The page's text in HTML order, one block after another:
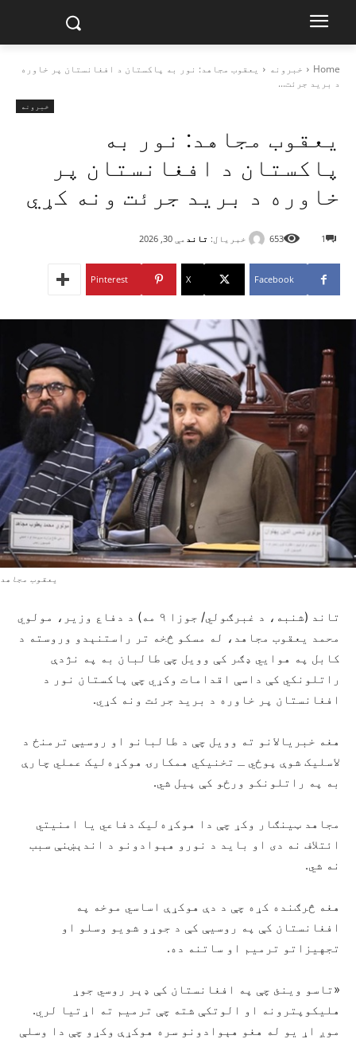
Home خبرونه
یعقوب مجاهد: نور به پاکستان د افغانستان پر خاوره
د برید جرئت...
خبرونه
یعقوب مجاهد: نور به
پاکستان د افغانستان پر
خاوره د برید جرئت ونه کړي
خبریال: تاند مې 30, 2026 1
653
Facebook
X
Pinterest
یعقوب مجاهد
تاند (شنبه، د غبرګولي/ جوزا ۹ مه) د دفاع وزیر، مولوي
محمد یعقوب مجاهد، له مسکو څخه تر راستنېدو وروسته د
کابل په هوايي ډګر کې وویل چې طالبان به په نژدې
راتلونکي کې داسې اقدامات وکړي چې پاکستان نور د
افغانستان پر خاوره د برید جرئت ونه کړي.
هغه خبریالانو ته وویل چې د طالبانو او روسیې ترمنځ د
لاسلیک شوې پوځي ـ تخنیکي همکارۍ هوکړه‌لیک عملي چارې
به په راتلونکو ورځو کې پیل شي.
مجاهد ټینګار وکړ چې دا هوکړه‌لیک دفاعي یا امنیتي
ائتلاف نه دی او باید د نورو هېوادونو د اندېښنې سبب
نه شي.
هغه څرګنده کړه چې د دې هوکړې اساسي موخه په
افغانستان کې په روسيې کې د جوړو شویو وسلو او
تجهیزاتو ترمیم او ساتنه ده.
«تاسو وینئ چې په افغانستان کې ډېر روسي جوړ
هلیکوپترونه او الوتکې شته چې ترمیم ته اړتیا لري.
موږ اړ یو له هغو هېوادونو سره هوکړې وکړو چې دا وسلې